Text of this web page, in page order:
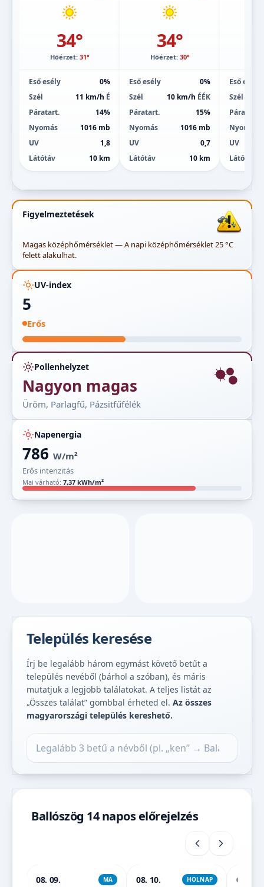
34°
Hőérzet: 31°
Eső esély
0%
Szél
11 km/h É
Páratart.
14%
Nyomás
1016 mb
UV
1,8
Látótáv
10 km
34°
Hőérzet: 30°
Eső esély
0%
Szél
10 km/h ÉÉK
Páratart.
15%
Nyomás
1016 mb
UV
0,7
Látótáv
10 km
Eső esély
Szél
Páratart.
Nyomás
UV
Látótáv
Figyelmeztetések
Magas középhőmérséklet — A napi középhőmérséklet 25 °C
felett alakulhat.
UV-index
5
Erős
Pollenhelyzet
Nagyon magas
Üröm, Parlagfű, Pázsitfűfélék
Napenergia
786 W/m²
Erős intenzitás
Mai várható: 7,37 kWh/m²
Település keresése
Írj be legalább három egymást követő betűt a
település nevéből (bárhol a szóban), és máris
mutatjuk a legjobb találatokat. A teljes listát az
„Összes találat” gombbal érheted el. Az összes
magyarországi település kereshető.
Ballószög 14 napos előrejelzés
08. 09. MA 08. 10. HOLNAP 08. 11.